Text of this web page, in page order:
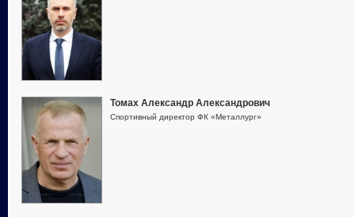
Томах Александр Александрович
Спортивный директор ФК «Металлург»